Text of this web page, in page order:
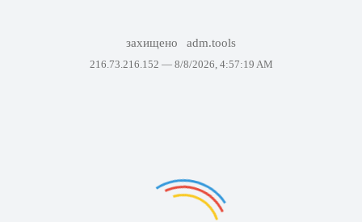
захищено adm.tools
216.73.216.152 — 8/8/2026, 4:57:19 AM